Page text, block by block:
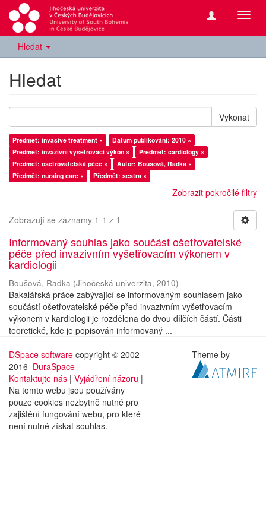
Hledat
Hledat
Vykonat
Předmět: invasive treatment ×
Datum publikování: 2010 ×
Předmět: invazivní vyšetřovací výkon ×
Předmět: cardiology ×
Předmět: ošetřovatelská péče ×
Autor: Boušová, Radka ×
Předmět: nursing care ×
Předmět: sestra ×
Zobrazit pokročilé filtry
Zobrazují se záznamy 1-1 z 1
Informovaný souhlas jako součást ošetřovatelské
péče před invazivním vyšetřovacím výkonem v
kardiologii
Boušová, Radka (Jihočeská univerzita, 2010)
Bakalářská práce zabývající se informovaným souhlasem jako
součástí ošetřovatelské péče před invazivním vyšetřovacím
výkonem v kardiologii je rozdělena do dvou dílčích částí. Části
teoretické, kde je popisován informovaný ...
DSpace software copyright © 2002-
2016 DuraSpace
Kontaktujte nás | Vyjádření názoru |
Na tomto webu jsou používány
pouze cookies nezbytně nutné pro
zajištění fungování webu, pro které
není nutné získat souhlas.
Theme by